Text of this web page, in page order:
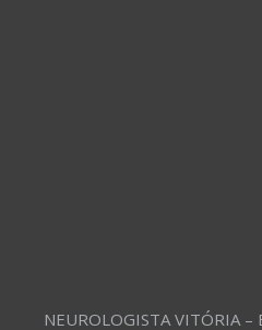
NEUROLOGISTA VITÓRIA –